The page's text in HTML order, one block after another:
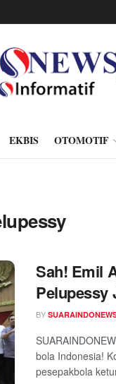
EKBIS OTOMOTIF
Sah! Emil
Pelupessy
BY
bola Indonesia!
pesepakbola